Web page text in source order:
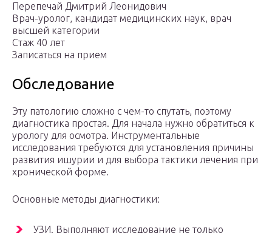
Перепечай Дмитрий Леонидович
Врач-уролог, кандидат медицинских наук, врач
высшей категории
Стаж 40 лет
Записаться на прием
Обследование
Эту патологию сложно с чем-то спутать, поэтому
диагностика простая. Для начала нужно обратиться к
урологу для осмотра. Инструментальные
исследования требуются для установления причины
развития ишурии и для выбора тактики лечения при
хронической форме.
Основные методы диагностики:
УЗИ. Выполняют исследование не только